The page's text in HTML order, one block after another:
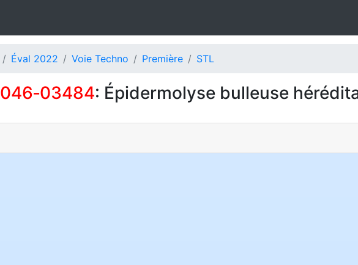
Éval 2022 Voie Techno Première STL
046‑03484: Épidermolyse bulleuse